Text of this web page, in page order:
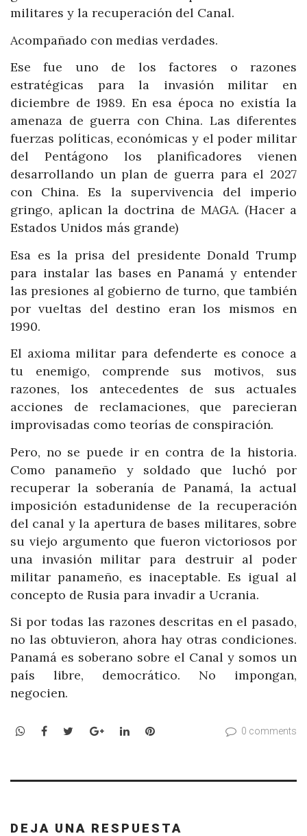
militares y la recuperación del Canal.
Acompañado con medias verdades.
Ese fue uno de los factores o razones
estratégicas para la invasión militar en
diciembre de 1989. En esa época no existía la
amenaza de guerra con China. Las diferentes
fuerzas políticas, económicas y el poder militar
del Pentágono los planificadores vienen
desarrollando un plan de guerra para el 2027
con China. Es la supervivencia del imperio
gringo, aplican la doctrina de MAGA. (Hacer a
Estados Unidos más grande)
Esa es la prisa del presidente Donald Trump
para instalar las bases en Panamá y entender
las presiones al gobierno de turno, que también
por vueltas del destino eran los mismos en
1990.
El axioma militar para defenderte es conoce a
tu enemigo, comprende sus motivos, sus
razones, los antecedentes de sus actuales
acciones de reclamaciones, que parecieran
improvisadas como teorías de conspiración.
Pero, no se puede ir en contra de la historia.
Como panameño y soldado que luchó por
recuperar la soberanía de Panamá, la actual
imposición estadunidense de la recuperación
del canal y la apertura de bases militares, sobre
su viejo argumento que fueron victoriosos por
una invasión militar para destruir al poder
militar panameño, es inaceptable. Es igual al
concepto de Rusia para invadir a Ucrania.
Si por todas las razones descritas en el pasado,
no las obtuvieron, ahora hay otras condiciones.
Panamá es soberano sobre el Canal y somos un
país libre, democrático. No impongan,
negocien.
WhatsApp
Facebook
TwitterGoogle+LinkedInPinterest 0 comments
DEJA UNA RESPUESTA